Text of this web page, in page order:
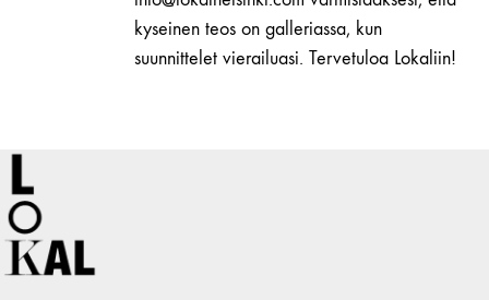
kyseinen teos on galleriassa, kun
suunnittelet vierailuasi. Tervetuloa Lokaliin!